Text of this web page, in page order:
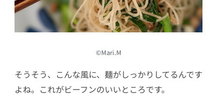
©Mari.M
そうそう、こんな風に、麺がしっかりしてるんです
よね。これがビーフンのいいところです。